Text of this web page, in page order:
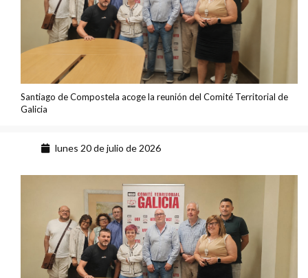
Santiago de Compostela acoge la reunión del Comité Territorial de
Galicia
lunes 20 de julio de 2026